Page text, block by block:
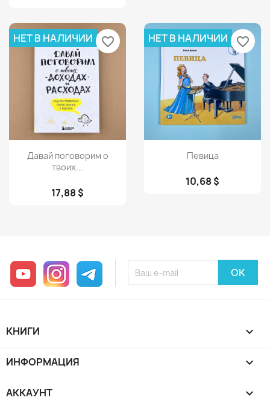
Просмотр
Давай поговорим о
твоих...
17,88 $
НЕТ В НАЛИЧИИ favorite_border
Просмотр
Певица
10,68 $
НЕТ В НАЛИЧИИ favorite_border
YouTube InstagramTelegram
КНИГИ 
ИНФОРМАЦИЯ 
АККАУНТ 